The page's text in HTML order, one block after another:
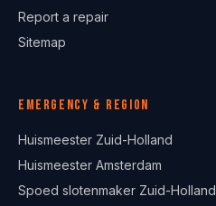
Report a repair
Sitemap
Emergency & region
Huismeester Zuid-Holland
Huismeester Amsterdam
Spoed slotenmaker Zuid-Holland